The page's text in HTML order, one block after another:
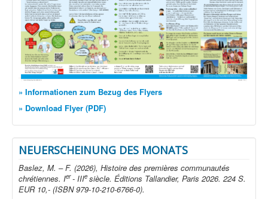
» Informationen zum Bezug des Flyers
» Download Flyer (PDF)
NEUERSCHEINUNG DES MONATS
Baslez, M. – F. (2026), Histoire des premières communautés
chrétiennes. Ier- IIIe siècle. Éditions Tallandier, Paris 2026. 224 S.
EUR 10,- (ISBN 979-10-210-6766-0).